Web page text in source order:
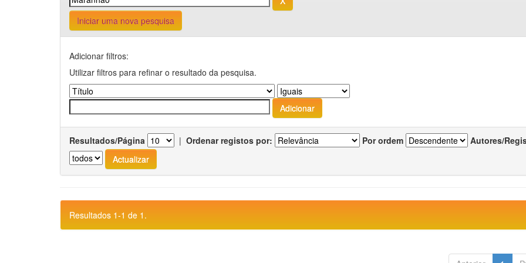
Iniciar uma nova pesquisa
Adicionar filtros:
Utilizar filtros para refinar o resultado da pesquisa.
Resultados/Página | Ordenar registos por: Por ordem Autores/
Resultados 1-1 de 1.